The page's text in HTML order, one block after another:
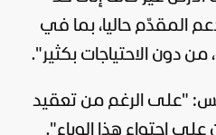
المقدّم حاليا، بما في
دون الاحتياجات بكثير".
"على الرغم من تعقيد
على احتواء هذا الوباء".